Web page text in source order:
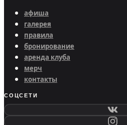
афиша
галерея
правила
бронирование
аренда клуба
мерч
контакты
СОЦСЕТИ